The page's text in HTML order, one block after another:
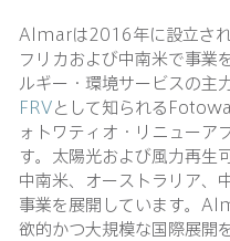
Almarは2016年に設立さ
フリカおよび中南米で事業
ルギー・環境サービスの主
FRVとして知られる
ォトワティオ・リニューア
す。太陽光および風力再生
中南米、オーストラリア、
事業を展開しています。
欲的かつ大規模な国際展開